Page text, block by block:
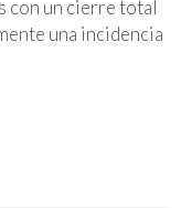
un cierre total
una incidencia